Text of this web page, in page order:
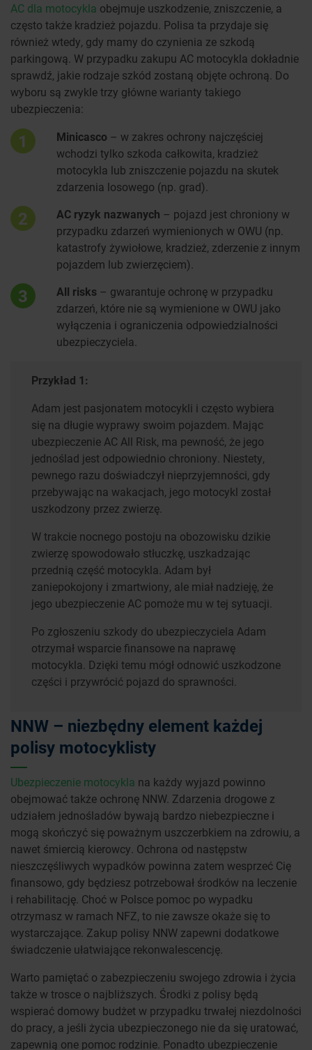
AC dla motocykla obejmuje uszkodzenie, zniszczenie, a
często także kradzież pojazdu. Polisa ta przydaje się
również wtedy, gdy mamy do czynienia ze szkodą
parkingową. W przypadku zakupu AC motocykla dokładnie
sprawdź, jakie rodzaje szkód zostaną objęte ochroną. Do
wyboru są zwykle trzy główne warianty takiego
ubezpieczenia:
1 Minicasco – w zakres ochrony najczęściej
wchodzi tylko szkoda całkowita, kradzież
motocykla lub zniszczenie pojazdu na skutek
zdarzenia losowego (np. grad).
2 AC ryzyk nazwanych – pojazd jest chroniony w
przypadku zdarzeń wymienionych w OWU (np.
katastrofy żywiołowe, kradzież, zderzenie z innym
pojazdem lub zwierzęciem).
3 All risks – gwarantuje ochronę w przypadku
zdarzeń, które nie są wymienione w OWU jako
wyłączenia i ograniczenia odpowiedzialności
ubezpieczyciela.
Przykład 1:
Adam jest pasjonatem motocykli i często wybiera
się na długie wyprawy swoim pojazdem. Mając
ubezpieczenie AC All Risk, ma pewność, że jego
jednoślad jest odpowiednio chroniony. Niestety,
pewnego razu doświadczył nieprzyjemności, gdy
przebywając na wakacjach, jego motocykl został
uszkodzony przez zwierzę.
W trakcie nocnego postoju na obozowisku dzikie
zwierzę spowodowało stłuczkę, uszkadzając
przednią część motocykla. Adam był
zaniepokojony i zmartwiony, ale miał nadzieję, że
jego ubezpieczenie AC pomoże mu w tej sytuacji.
Po zgłoszeniu szkody do ubezpieczyciela Adam
otrzymał wsparcie finansowe na naprawę
motocykla. Dzięki temu mógł odnowić uszkodzone
części i przywrócić pojazd do sprawności.
NNW – niezbędny element każdej
polisy motocyklisty
Ubezpieczenie motocykla na każdy wyjazd powinno
obejmować także ochronę NNW. Zdarzenia drogowe z
udziałem jednośladów bywają bardzo niebezpieczne i
mogą skończyć się poważnym uszczerbkiem na zdrowiu, a
nawet śmiercią kierowcy. Ochrona od następstw
nieszczęśliwych wypadków powinna zatem wesprzeć Cię
finansowo, gdy będziesz potrzebował środków na leczenie
i rehabilitację. Choć w Polsce pomoc po wypadku
otrzymasz w ramach NFZ, to nie zawsze okaże się to
wystarczające. Zakup polisy NNW zapewni dodatkowe
świadczenie ułatwiające rekonwalescencję.
Warto pamiętać o zabezpieczeniu swojego zdrowia i życia
także w trosce o najbliższych. Środki z polisy będą
wspierać domowy budżet w przypadku trwałej niezdolności
do pracy, a jeśli życia ubezpieczonego nie da się uratować,
zapewnią one pomoc rodzinie. Ponadto ubezpieczenie